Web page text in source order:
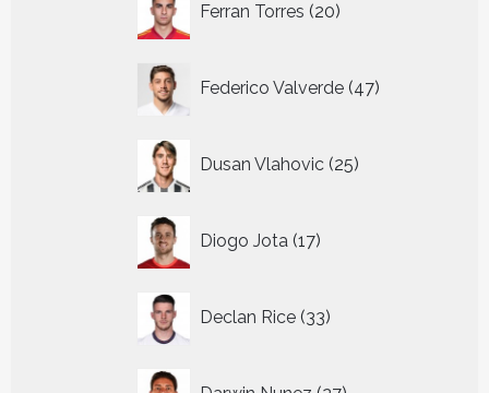
Ferran Torres 20
producten
Federico Valverde 47
producten
Dusan Vlahovic 25
producten
Diogo Jota 17
producten
Declan Rice 33
producten